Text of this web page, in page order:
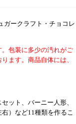
ガークラフト・チョコレ
包装に多少の汚れがご
ます。商品自体には、
ット、バーニー人形、
）など11種類を作るこ